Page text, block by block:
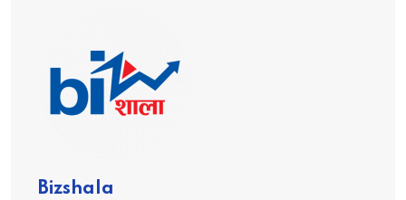
Bizshala